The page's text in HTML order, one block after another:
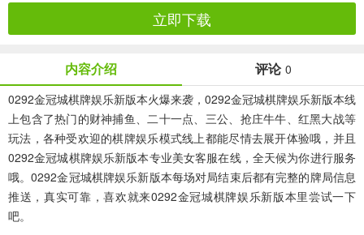
立即下载
内容介绍 评论 0
0292金冠城棋牌娱乐新版本火爆来袭，0292金冠城棋牌娱乐新版本线
上包含了热门的财神捕鱼、二十一点、三公、抢庄牛牛、红黑大战等
玩法，各种受欢迎的棋牌娱乐模式线上都能尽情去展开体验哦，并且
0292金冠城棋牌娱乐新版本专业美女客服在线，全天候为你进行服务
哦。0292金冠城棋牌娱乐新版本每场对局结束后都有完整的牌局信息
推送，真实可靠，喜欢就来0292金冠城棋牌娱乐新版本里尝试一下
吧。